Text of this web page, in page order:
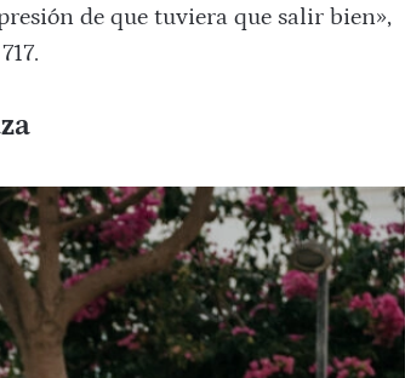
de que tuviera que salir bien»,